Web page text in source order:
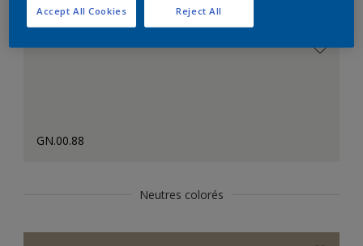
GN.00.88
Neutres colorés
Reject All
Accept All Cookies